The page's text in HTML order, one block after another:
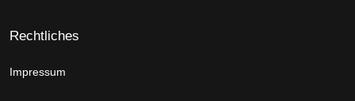
Rechtliches
Impressum